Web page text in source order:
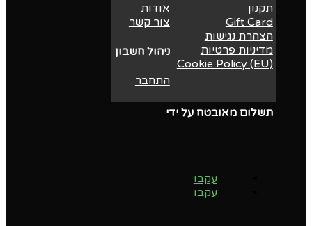
תשלום מאובטח על ידי
עקבו
עקבו
אודות
צור קשר
ניהול חשבון
התחבר
תקנון
Gift Card
הצהרת נגישות
מדיניות פרטיות
Cookie Policy (EU)